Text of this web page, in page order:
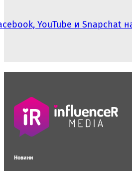
YouTube и Snapchat
Новини